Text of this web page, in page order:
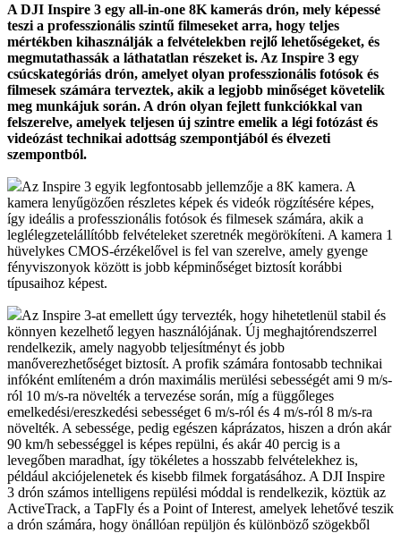
A DJI Inspire 3 egy all-in-one 8K kamerás drón, mely képessé
teszi a professzionális szintű filmeseket arra, hogy teljes
mértékben kihasználják a felvételekben rejlő lehetőségeket, és
megmutathassák a láthatatlan részeket is. Az Inspire 3 egy
csúcskategóriás drón, amelyet olyan professzionális fotósok és
filmesek számára terveztek, akik a legjobb minőséget követelik
meg munkájuk során. A drón olyan fejlett funkciókkal van
felszerelve, amelyek teljesen új szintre emelik a légi fotózást és
videózást technikai adottság szempontjából és élvezeti
szempontból.
Az Inspire 3 egyik legfontosabb jellemzője a 8K kamera. A
kamera lenyűgözően részletes képek és videók rögzítésére képes,
így ideális a professzionális fotósok és filmesek számára, akik a
leglélegzetelállítóbb felvételeket szeretnék megörökíteni. A kamera 1
hüvelykes CMOS-érzékelővel is fel van szerelve, amely gyenge
fényviszonyok között is jobb képminőséget biztosít korábbi
típusaihoz képest.
Az Inspire 3-at emellett úgy tervezték, hogy hihetetlenül stabil és
könnyen kezelhető legyen használójának. Új meghajtórendszerrel
rendelkezik, amely nagyobb teljesítményt és jobb
manőverezhetőséget biztosít. A profik számára fontosabb technikai
infóként említeném a drón maximális merülési sebességét ami 9 m/s-
ról 10 m/s-ra növelték a tervezése során, míg a függőleges
emelkedési/ereszkedési sebességet 6 m/s-ról és 4 m/s-ról 8 m/s-ra
növelték. A sebessége, pedig egészen káprázatos, hiszen a drón akár
90 km/h sebességgel is képes repülni, és akár 40 percig is a
levegőben maradhat, így tökéletes a hosszabb felvételekhez is,
például akciójelenetek és kisebb filmek forgatásához. A DJI Inspire
3 drón számos intelligens repülési móddal is rendelkezik, köztük az
ActiveTrack, a TapFly és a Point of Interest, amelyek lehetővé teszik
a drón számára, hogy önállóan repüljön és különböző szögekből